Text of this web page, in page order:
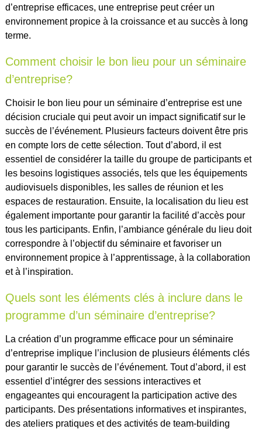
d’entreprise efficaces, une entreprise peut créer un
environnement propice à la croissance et au succès à long
terme.
Comment choisir le bon lieu pour un séminaire
d’entreprise?
Choisir le bon lieu pour un séminaire d’entreprise est une
décision cruciale qui peut avoir un impact significatif sur le
succès de l’événement. Plusieurs facteurs doivent être pris
en compte lors de cette sélection. Tout d’abord, il est
essentiel de considérer la taille du groupe de participants et
les besoins logistiques associés, tels que les équipements
audiovisuels disponibles, les salles de réunion et les
espaces de restauration. Ensuite, la localisation du lieu est
également importante pour garantir la facilité d’accès pour
tous les participants. Enfin, l’ambiance générale du lieu doit
correspondre à l’objectif du séminaire et favoriser un
environnement propice à l’apprentissage, à la collaboration
et à l’inspiration.
Quels sont les éléments clés à inclure dans le
programme d’un séminaire d’entreprise?
La création d’un programme efficace pour un séminaire
d’entreprise implique l’inclusion de plusieurs éléments clés
pour garantir le succès de l’événement. Tout d’abord, il est
essentiel d’intégrer des sessions interactives et
engageantes qui encouragent la participation active des
participants. Des présentations informatives et inspirantes,
des ateliers pratiques et des activités de team-building